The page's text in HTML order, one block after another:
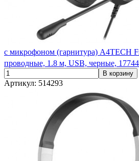
с микрофоном (гарнитура) A4TECH
проводные, 1.8 м, USB, черные,
В корзину
Артикул: 514293